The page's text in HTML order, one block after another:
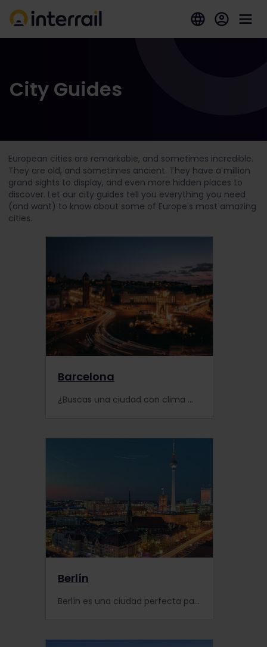
City Guides
European cities are remarkable, and sometimes incredible.
They are old, and sometimes ancient. They have a million
grand sights to display, and even more hidden places to
discover. Let our city guides tell you everything you need
(and want) to know about some of Europe's most amazing
cities.
Barcelona
¿Buscas una ciudad con clima mediterráneo, arquitectura monumental y una espectacular oferta gastronómica? En Barcelona encontrarás prácticamente todo lo que una ciudad de ensueño te puede ofrecer. Explora la ciudad de Barcelona en tren con un Interrail Pass. Reserva tu Pase de tren hoy mismo
Berlín
Berlín es una ciudad perfecta para visitar en tren, rebosante de historia, cultura y monumentos extraordinarios. Con un Interrail Pass podrás llegar fácilmente a Berlín y descubrir todo lo que la ciudad te puede ofrecer. ¡No te la pierdas! Reserva tu billete de tren ya mismo #interrailberlin